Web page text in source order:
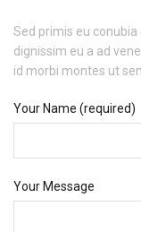
Sed primis eu
dignissim eu a ad
id morbi montes ut
Your Name (required)
Your Message